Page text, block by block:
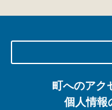
町へのアク
個人情報